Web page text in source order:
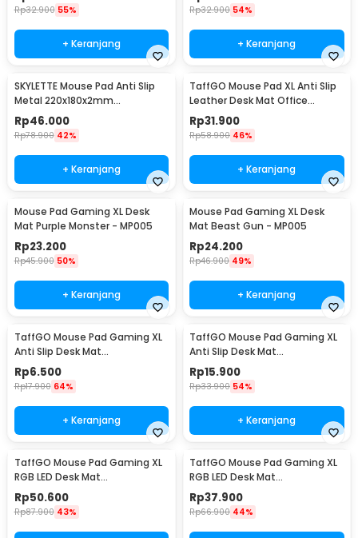
MP004
Rp32.900 55%
+ Keranjang
Rp32.900 54%
+ Keranjang
SKYLETTE Mouse Pad Anti Slip
Metal 220x180x2mm
220x180x2mm - SKY-053
Rp46.000
Rp78.900 42%
+ Keranjang
TaffGO Mouse Pad XL Anti Slip
Leather Desk Mat Office
800x400x1mm 400x800x1mm -
A47780
Rp31.900
Rp58.900 46%
+ Keranjang
Mouse Pad Gaming XL Desk
Mat Purple Monster - MP005
Rp23.200
Rp45.900 50%
+ Keranjang
Mouse Pad Gaming XL Desk
Mat Beast Gun - MP005
Rp24.200
Rp46.900 49%
+ Keranjang
TaffGO Mouse Pad Gaming XL
Anti Slip Desk Mat
240x310x2mm Speed - LS
Rp6.500
Rp17.900 64%
+ Keranjang
TaffGO Mouse Pad Gaming XL
Anti Slip Desk Mat
300x800x2mm Control - LS
Rp15.900
Rp33.900 54%
+ Keranjang
TaffGO Mouse Pad Gaming XL
RGB LED Desk Mat
300x800x4mm
Rp50.600
Rp87.900 43%
TaffGO Mouse Pad Gaming XL
RGB LED Desk Mat
250x300x4mm
Rp37.900
Rp66.900 44%